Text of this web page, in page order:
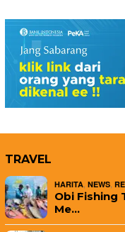
TRAVEL
HARITA NEWS
Obi Fishing
Me…